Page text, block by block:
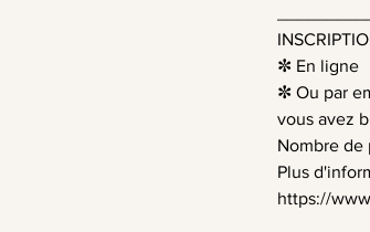
✼ En ligne
✼ Ou par
vous avez
Nombre de
Plus
https://